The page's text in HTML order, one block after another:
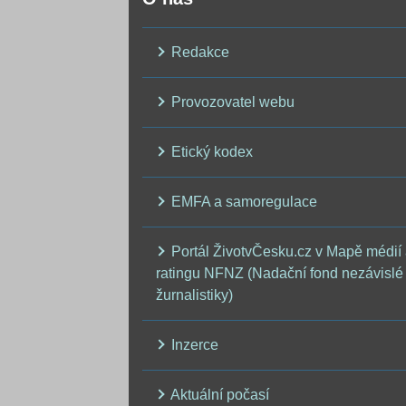
Redakce
Provozovatel webu
Etický kodex
EMFA a samoregulace
Portál ŽivotvČesku.cz v Mapě médií
ratingu NFNZ (Nadační fond nezávislé
žurnalistiky)
Inzerce
Aktuální počasí